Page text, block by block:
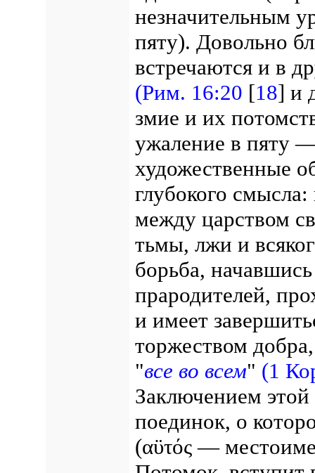
незначительным
пяту). Довольно
встречаются и в
(Рим. 16:20 [18] и
змие и их
ужаление в пяту —
художественные
глубокого
между царством
тьмы, лжи и
борьба,
прародителей,
и имеет
торжеством
"все во всем" (1
Заключением
поединок, о
(αϋτός —